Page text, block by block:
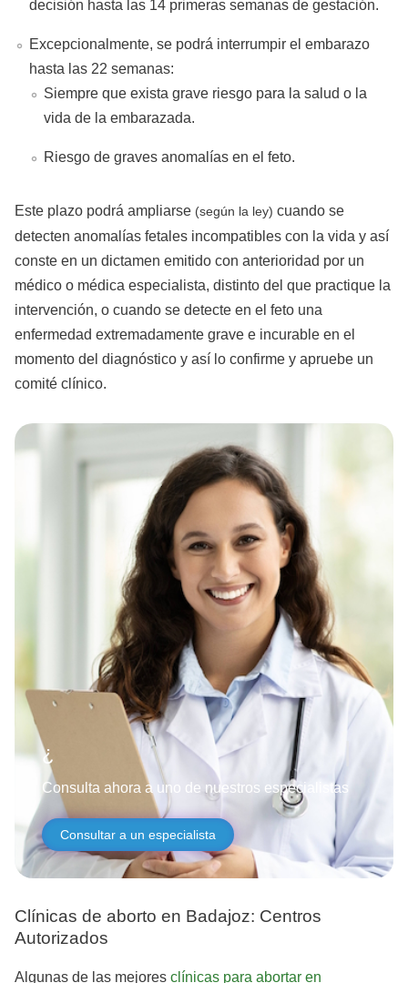
decisión hasta las 14 primeras semanas de gestación.
Excepcionalmente, se podrá interrumpir el embarazo
hasta las 22 semanas:
Siempre que exista grave riesgo para la salud o la
vida de la embarazada.
Riesgo de graves anomalías en el feto.
Este plazo podrá ampliarse (según la ley) cuando se
detecten anomalías fetales incompatibles con la vida y así
conste en un dictamen emitido con anterioridad por un
médico o médica especialista, distinto del que practique la
intervención, o cuando se detecte en el feto una
enfermedad extremadamente grave e incurable en el
momento del diagnóstico y así lo confirme y apruebe un
comité clínico.
¿Necesitas ayud
Consulta ahora a uno de nuestros especialistas
Consultar a un especialista
Clínicas de aborto en Badajoz: Centros
Autorizados
Algunas de las mejores clínicas para abortar en